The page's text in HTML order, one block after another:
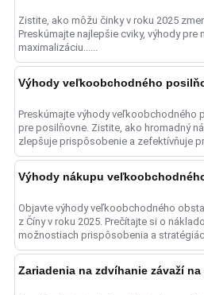
Zistite, ako môžu činky v roku 2025
Preskúmajte najlepšie cviky, výhody
maximalizáciu......
Výhody veľkoobchodného
Preskúmajte výhody veľkoobchodného
pre posilňovne. Zistite, ako hromadný
zlepšuje prispôsobenie a zefektívňuje
Objavte výhody veľkoobchodného
z Číny v roku 2025. Prečítajte si o
možnostiach prispôsobenia a
Zariadenia na zdvíhanie závaží